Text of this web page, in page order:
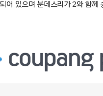
어 있으며 분데스리가 2와 함께